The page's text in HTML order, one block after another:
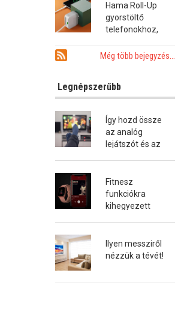
Hama Roll-Up
gyorstöltő
telefonokhoz,
notebookokhoz
Még több bejegyzés...
Legnépszerűbb
Így hozd össze
az analóg
lejátszót és az
Fitnesz
funkciókra
kihegyezett
Ilyen messziről
nézzük a tévét!